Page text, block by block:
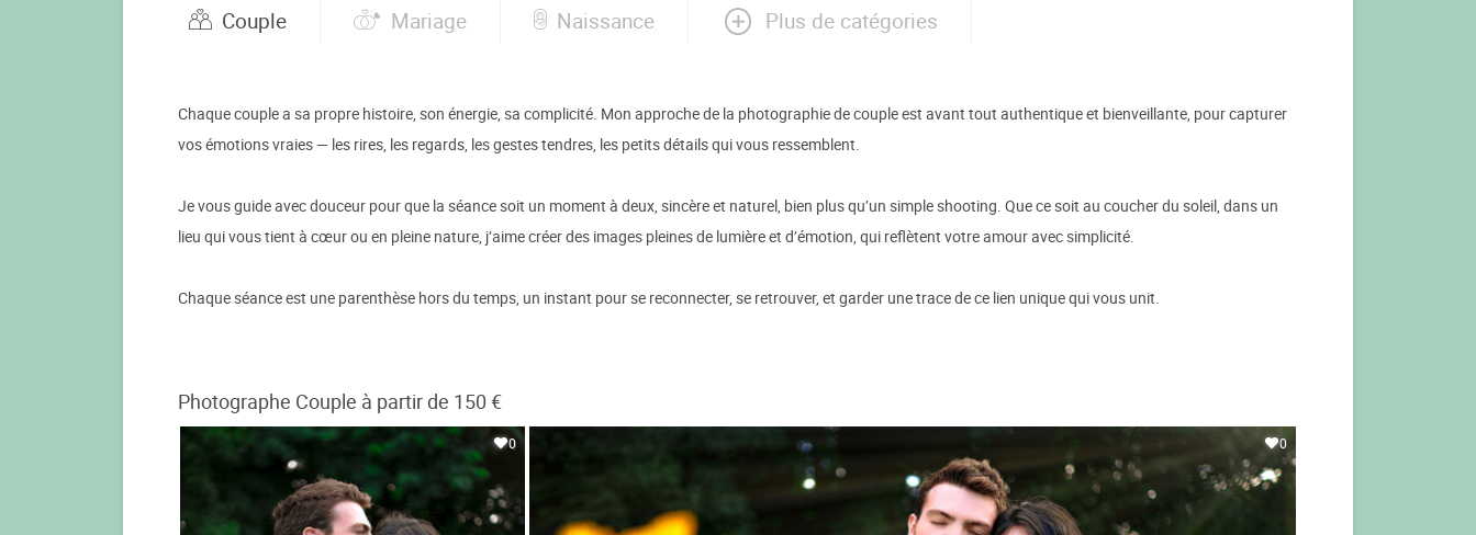
Couple Mariage Naissance Plus de catégories
Chaque couple a sa propre histoire, son énergie, sa complicité. Mon approche de la photographie de couple est avant tout authentique et bienveillante, pour capturer
vos émotions vraies — les rires, les regards, les gestes tendres, les petits détails qui vous ressemblent.
Je vous guide avec douceur pour que la séance soit un moment à deux, sincère et naturel, bien plus qu’un simple shooting. Que ce soit au coucher du soleil, dans un
lieu qui vous tient à cœur ou en pleine nature, j’aime créer des images pleines de lumière et d’émotion, qui reflètent votre amour avec simplicité.
Chaque séance est une parenthèse hors du temps, un instant pour se reconnecter, se retrouver, et garder une trace de ce lien unique qui vous unit.
Photographe Couple à partir de 150 €
0 0